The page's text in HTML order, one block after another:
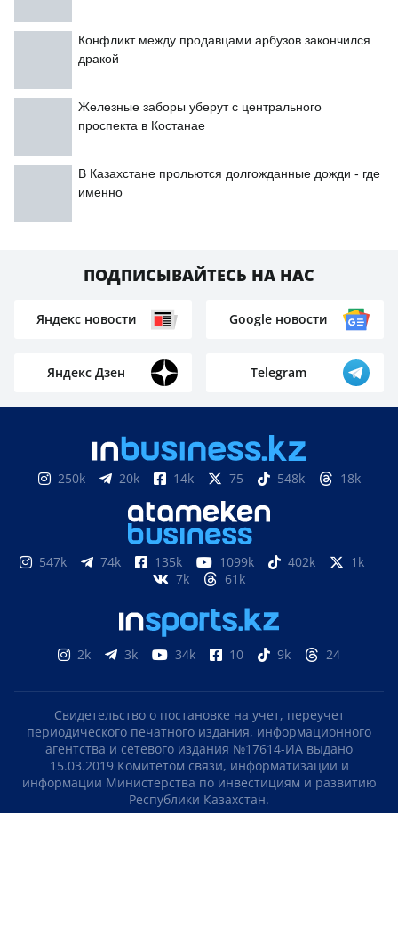
Конфликт между продавцами арбузов закончился
дракой
Железные заборы уберут с центрального
проспекта в Костанае
В Казахстане прольются долгожданные дожди - где
именно
ПОДПИСЫВАЙТЕСЬ НА НАС
Яндекс новости Google новости
Яндекс Дзен Telegram
250k 20k 14k 75 548k 18k
547k 74k 135k 1099k 402k
1k
7k
61k
2k 3k 34k 10 9k 24
Свидетельство о постановке на учет, переучет
периодического печатного издания, информационного
агентства и сетевого издания №17614-ИА выдано
15.03.2019 Комитетом связи, информатизации и
информации Министерства по инвестициям и развитию
Республики Казахстан.